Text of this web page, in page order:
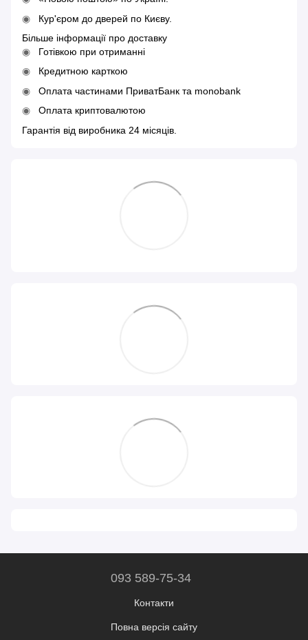
Кур'єром до дверей по Києву.
Більше інформації про доставку
Готівкою при отриманні
Кредитною карткою
Оплата частинами ПриватБанк та monobank
Оплата криптовалютою
Гарантія від виробника 24 місяців.
093 589-75-34
Контакти
Повна версія сайту